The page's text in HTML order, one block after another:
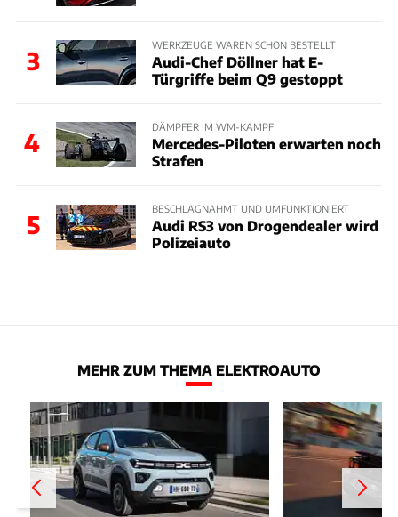
3
WERKZEUGE WAREN SCHON BESTELLT
Audi-Chef Döllner hat E-
Türgriffe beim Q9 gestoppt
4
DÄMPFER IM WM-KAMPF
Mercedes-Piloten erwarten noch
Strafen
5
BESCHLAGNAHMT UND UMFUNKTIONIERT
Audi RS3 von Drogendealer wird
Polizeiauto
MEHR ZUM THEMA ELEKTROAUTO